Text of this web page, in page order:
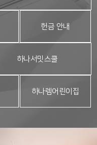
헌금 안내
하나서밋스쿨
하나렘어린이집